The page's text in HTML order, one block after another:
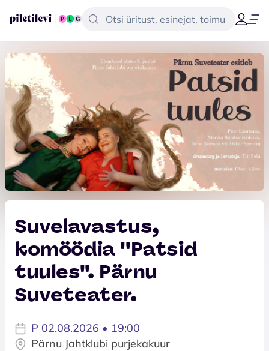
Suvelavastus,
komöödia ''Patsid
tuules''. Pärnu
Suveteater.
P 02.08.2026 • 19:00
Pärnu Jahtklubi purjekakuur